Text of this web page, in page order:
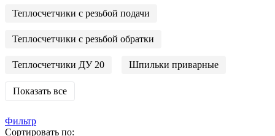
Теплосчетчики с резьбой подачи
Теплосчетчики с резьбой обратки
Теплосчетчики ДУ 20 Шпильки приварные
Показать все
Фильтр
Сортировать по: